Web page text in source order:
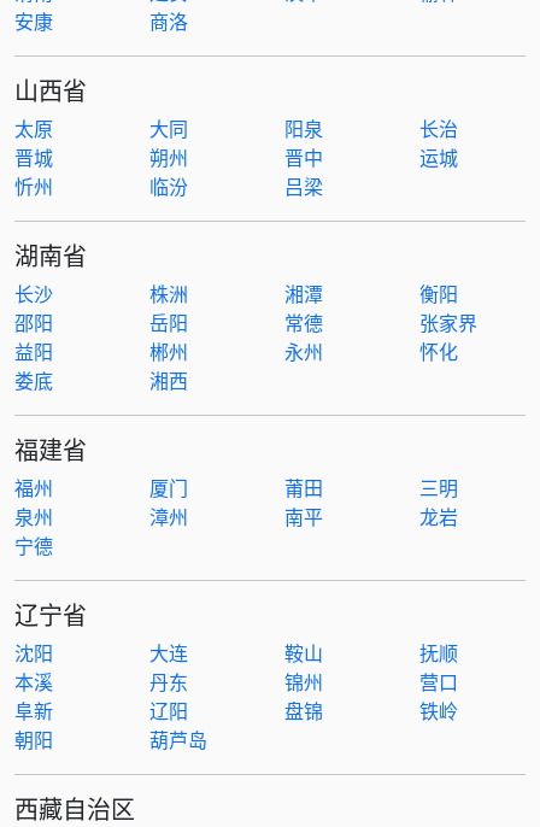
安康
商洛
山西省
太原 大同 阳泉
长治
晋城
朔州 晋中
运城
忻州
临汾 吕梁
湖南省
长沙 株洲 湘潭
衡阳
邵阳
岳阳 常德
张家界
益阳
郴州 永州
怀化
娄底
湘西
福建省
福州 厦门 莆田
三明
泉州
漳州 南平
龙岩
宁德
辽宁省
沈阳 大连 鞍山
抚顺
本溪
丹东 锦州
营口
阜新
辽阳 盘锦
铁岭
朝阳
葫芦岛
西藏自治区